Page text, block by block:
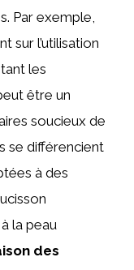
Par exemple,
sur l’utilisation
les
être un
soucieux de
se différencient
à des
la peau
des